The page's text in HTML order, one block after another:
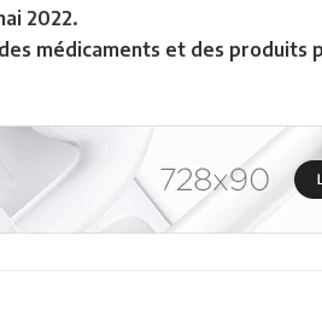
2022.
médicaments et des produits